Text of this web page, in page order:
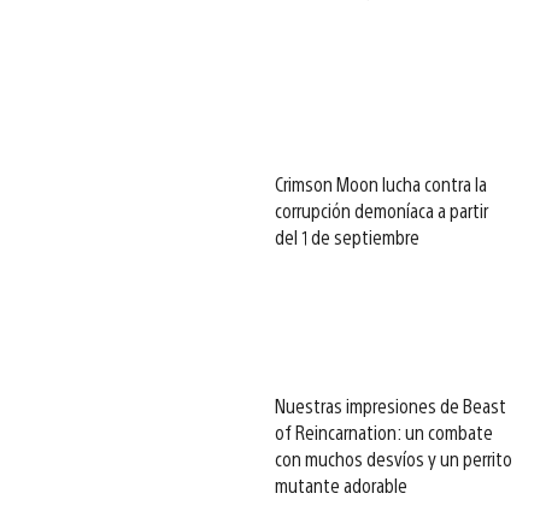
Crimson Moon lucha contra la
corrupción demoníaca a partir
del 1 de septiembre
Nuestras impresiones de Beast
of Reincarnation: un combate
con muchos desvíos y un perrito
mutante adorable